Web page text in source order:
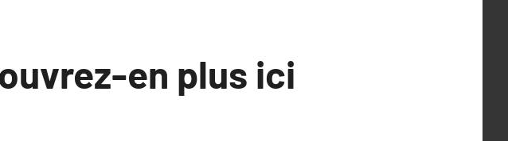
en plus ici